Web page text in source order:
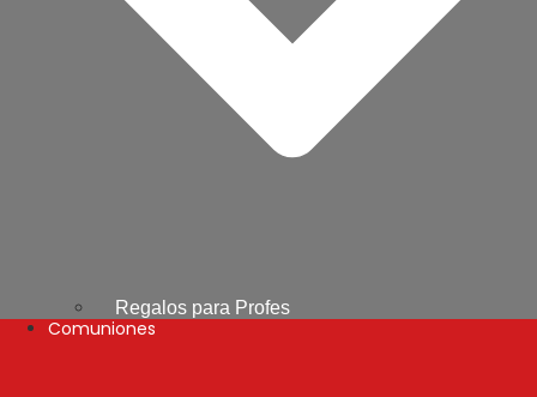
Regalos para Profes
Comuniones